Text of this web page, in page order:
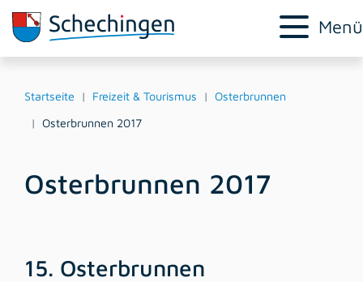
Menü
Startseite Freizeit & Tourismus
Osterbrunnen
Osterbrunnen 2017
Osterbrunnen 2017
15. Osterbrunnen